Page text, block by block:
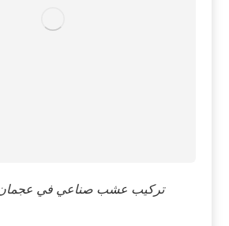
تركيب عشب صناعي في